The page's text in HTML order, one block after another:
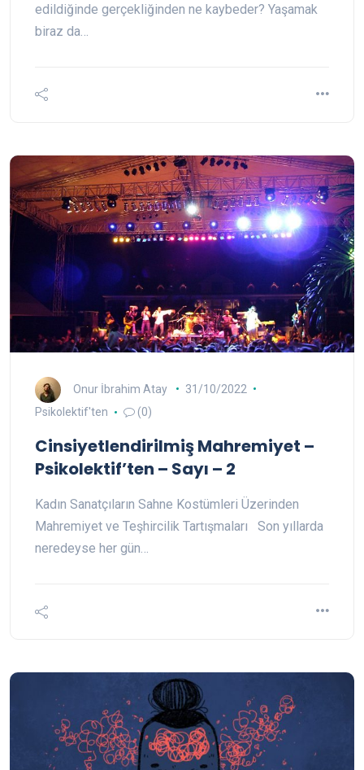
edildiğinde gerçekliğinden ne kaybeder? Yaşamak
biraz da…
Onur İbrahim Atay
31/10/2022
Psikolektif'ten
(0)
Cinsiyetlendirilmiş Mahremiyet –
Psikolektif’ten – Sayı – 2
Kadın Sanatçıların Sahne Kostümleri Üzerinden
Mahremiyet ve Teşhircilik Tartışmaları Son yıllarda
neredeyse her gün…